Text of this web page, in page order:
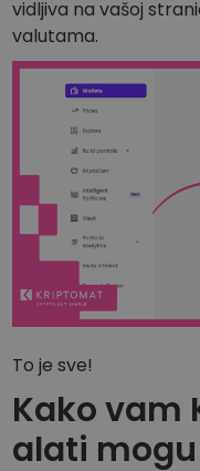
vidljiva na vašoj
valutama.
To je sve!
Kako vam
alati